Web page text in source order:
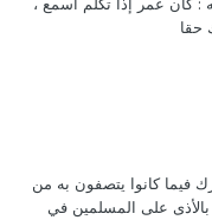
كان عمر إذا تكلم أسمع ،
كانوا يتصفون به من
على المسلمين في